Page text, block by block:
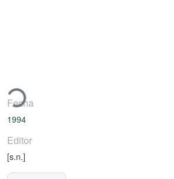
Fecha
1994
Editor
[s.n.]